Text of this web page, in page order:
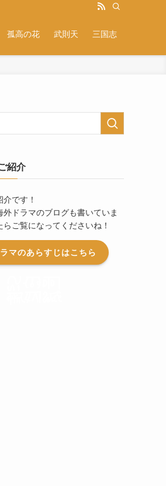
孤高の花 武則天 三国志
紹介
です！
外ドラマのブログも書いていま
ご覧になってくださいね！
マのあらすじはこちら